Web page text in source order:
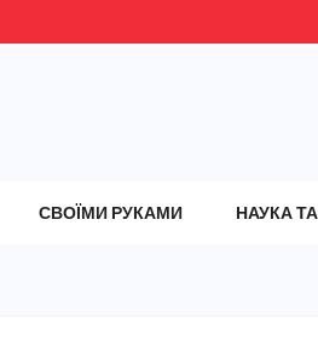
СВОЇМИ РУКАМИ НАУКА